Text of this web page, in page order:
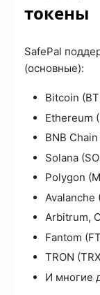
токены
SafePal
(основные):
Bitcoin
Ethereum
BNB
Solana
Polygon
Avalanche
Arbitrum,
Fantom
TRON
И многие